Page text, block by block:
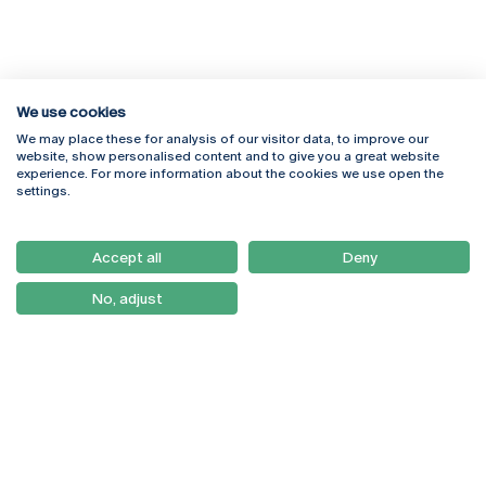
Rua Diogo Botelho 1327
4169-005 Porto
+351 226 196 240
Campus Online
Webmail
Como Chegar
Newsletter
We use cookies
We may place these for analysis of our visitor data, to improve our
website, show personalised content and to give you a great website
experience. For more information about the cookies we use open the
settings.
Accept all Deny
No, adjust